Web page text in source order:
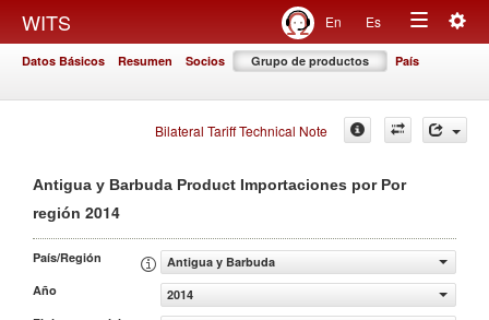
WITS En Es
Toggle
Datos Básicos Resumen Socios Grupo de productos País
Bilateral Tariff Technical Note
Antigua y Barbuda Product Importaciones por Por
región 2014
País/Región
Antigua y Barbuda
Año
2014